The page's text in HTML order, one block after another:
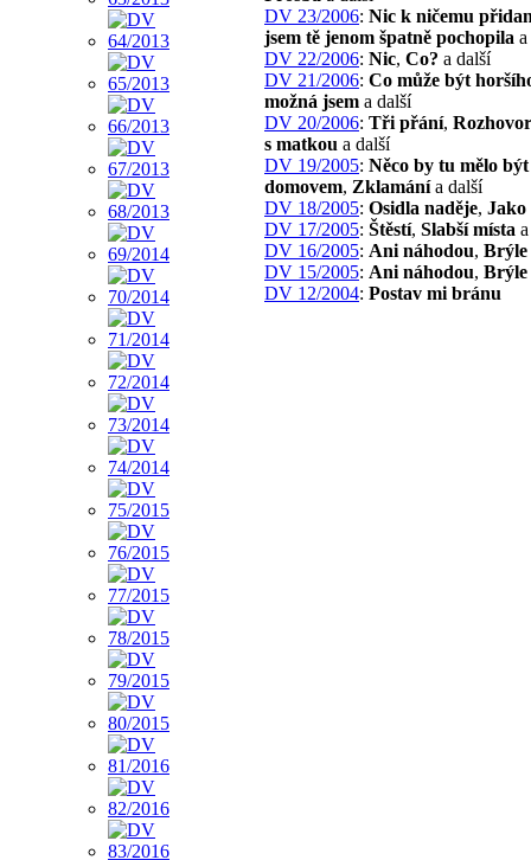
DV 23/2006: Nic k ničemu
jsem tě jenom špatně pochopila
DV 22/2006: Nic, Co? a další
DV 21/2006: Co může být
možná jsem a další
DV 20/2006: Tři přání, Rozhovor
s matkou a další
DV 19/2005: Něco by tu mělo
domovem, Zklamánía další
DV 18/2005: Osidla naděje, Jako
DV 17/2005: Štěstí, Slabší místa
DV 16/2005: Ani náhodou, Brýle
DV 15/2005: Ani náhodou, Brýle
DV 12/2004: Postav mi bránu